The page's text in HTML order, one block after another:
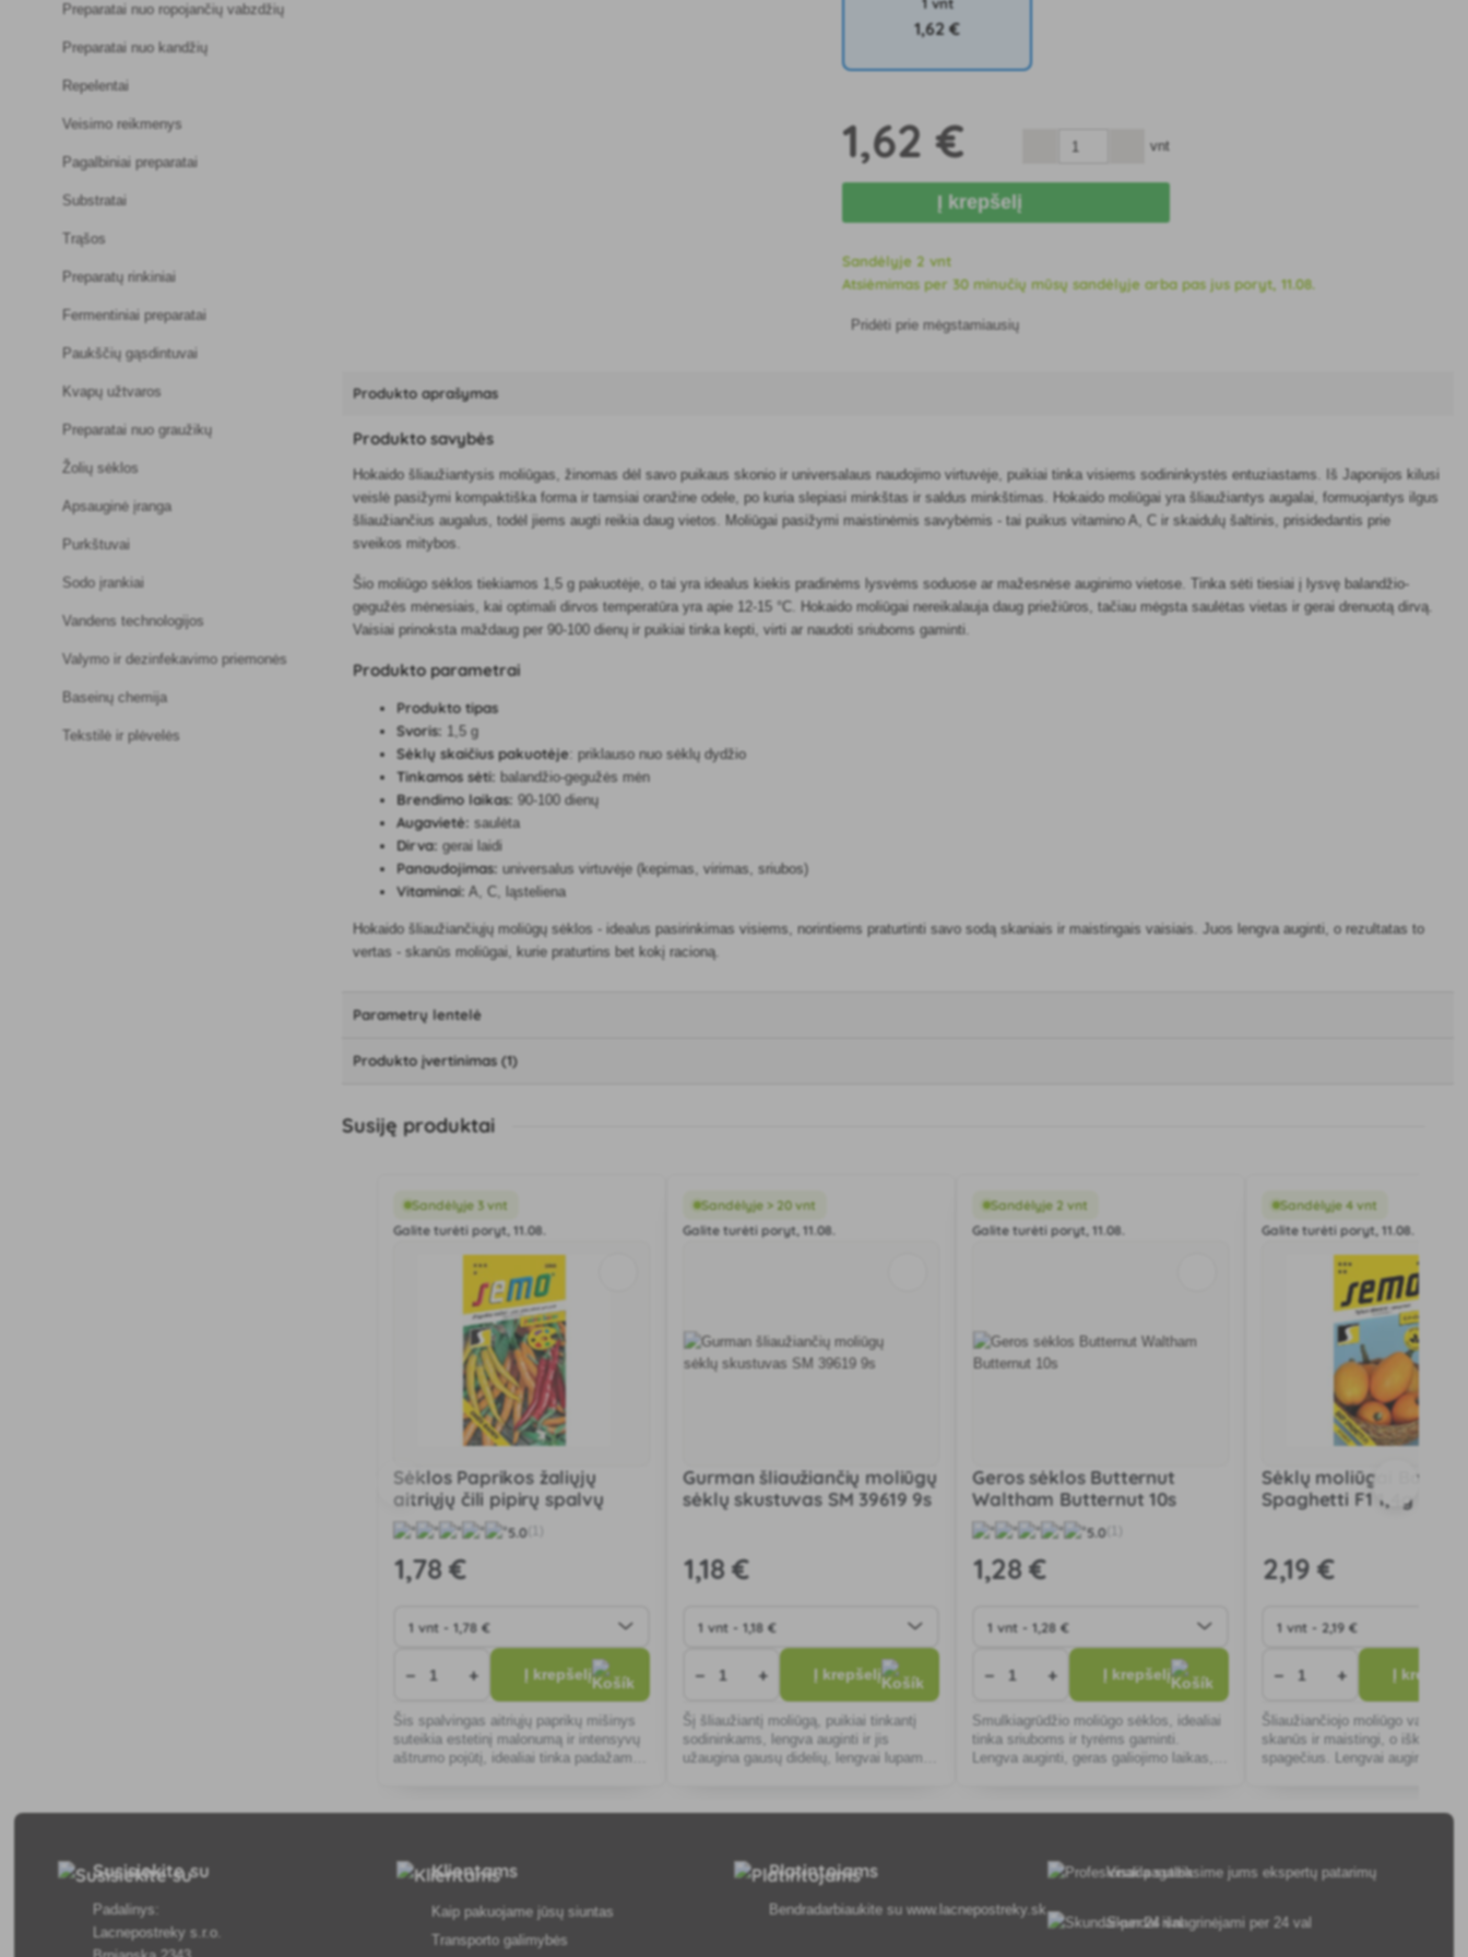
Preparatai nuo ropojančių vabzdžių
Preparatai nuo kandžių
Repelentai
Veisimo reikmenys
Pagalbiniai preparatai
Substratai
Trąšos
Preparatų rinkiniai
Fermentiniai preparatai
Paukščių gąsdintuvai
Kvapų užtvaros
Preparatai nuo graužikų
Žolių sėklos
Apsauginė įranga
Purkštuvai
Sodo įrankiai
Vandens technologijos
Valymo ir dezinfekavimo priemonės
Baseinų chemija
Tekstilė ir plėvelės
1,62 €
1,62 € vnt
Į krepšelį
Sandėlyje 2 vnt
Atsiėmimas per 30 minučių mūsų sandėlyje arba pas jus poryt, 11.08.
Pridėti prie mėgstamiausių
Produkto aprašymas
Produkto savybės
Hokaido šliaužiantysis moliūgas, žinomas dėl savo puikaus skonio ir universalaus naudojimo virtuvėje, puikiai tinka visiems sodininkystės entuziastams. Iš Japonijos kilusi
veislė pasižymi kompaktiška forma ir tamsiai oranžine odele, po kuria slepiasi minkštas ir saldus minkštimas. Hokaido moliūgai yra šliaužiantys augalai, formuojantys ilgus
šliaužiančius augalus, todėl jiems augti reikia daug vietos. Moliūgai pasižymi maistinėmis savybėmis - tai puikus vitamino A, C ir skaidulų šaltinis, prisidedantis prie
sveikos mitybos.
Šio moliūgo sėklos tiekiamos 1,5 g pakuotėje, o tai yra idealus kiekis pradinėms lysvėms soduose ar mažesnėse auginimo vietose. Tinka sėti tiesiai į lysvę balandžio-
gegužės mėnesiais, kai optimali dirvos temperatūra yra apie 12-15 °C. Hokaido moliūgai nereikalauja daug priežiūros, tačiau mėgsta saulėtas vietas ir gerai drenuotą dirvą.
Vaisiai prinoksta maždaug per 90-100 dienų ir puikiai tinka kepti, virti ar naudoti sriuboms gaminti.
Produkto parametrai
Produkto tipas
Svoris: 1,5 g
Sėklų skaičius pakuotėje : priklauso nuo sėklų dydžio
Tinkamos sėti: balandžio-gegužės mėn
Brendimo laikas: 90-100 dienų
Augavietė: saulėta
Dirva: gerai laidi
Panaudojimas: universalus virtuvėje (kepimas, virimas, sriubos)
Vitaminai: A, C, ląsteliena
Hokaido šliaužiančiųjų moliūgų sėklos - idealus pasirinkimas visiems, norintiems praturtinti savo sodą skaniais ir maistingais vaisiais. Juos lengva auginti, o rezultatas to
vertas - skanūs moliūgai, kurie praturtins bet kokį racioną.
Parametrų lentelė
Produkto įvertinimas (1)
Susiję produktai
Sandėlyje 3 vnt
Galite turėti poryt, 11.08.
Sėklos Paprikos žaliųjų
aitriųjų čili pipirų spalvų
mišinys 0,4 g SHU 50 000
5.0
1,78 €
− + Į krepšelį
Šis spalvingas aitriųjų paprikų mišinys
suteikia estetinį malonumą ir intensyvų
aštrumo pojūtį, idealiai tinka padažams
Sandėlyje > 20 vnt
Galite turėti poryt, 11.08.
Gurman šliaužiančių moliūgų
sėklų skustuvas SM 39619 9s
1,18 €
− + Į krepšelį
Šį šliaužiantį moliūgą, puikiai tinkantį
sodininkams, lengva auginti ir jis
užaugina gausų didelių, lengvai lupamų
Sandėlyje 2 vnt
Galite turėti poryt, 11.08.
Geros sėklos Butternut
Waltham Butternut 10s
5.0
1,28 €
− + Į krepšelį
Smulkiagrūdžio moliūgo sėklos, idealiai
tinka sriuboms ir tyrėms gaminti.
Lengva auginti, geras galiojimo laikas,
Sandėlyje 4 vnt
Galite turėti poryt, 11.08.
Sėklų moliūgai Baby
Spaghetti F1 1,4g
2,19 €
− + Į krepšelį
Šliaužiančiojo moliūgo vaisiai
skanūs ir maistingi, o iškepti
spagečius. Lengvai auginami,
Susisiekite su
Padalinys:
Lacnepostreky s.r.o.
Klientams
Kaip pakuojame jūsų siuntas
Transporto galimybės
Platintojams
Bendradarbiaukite suwww.lacnepostreky.sk
Visada suteiksime jums ekspertų patarimų
Skundai išnagrinėjami per 24 val